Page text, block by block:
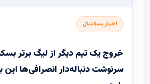
اخبار بسکتبال
خروج یک تیم دیگر از لیگ برتر
سرنوشت دنباله‌دار انصرافی‌ها این